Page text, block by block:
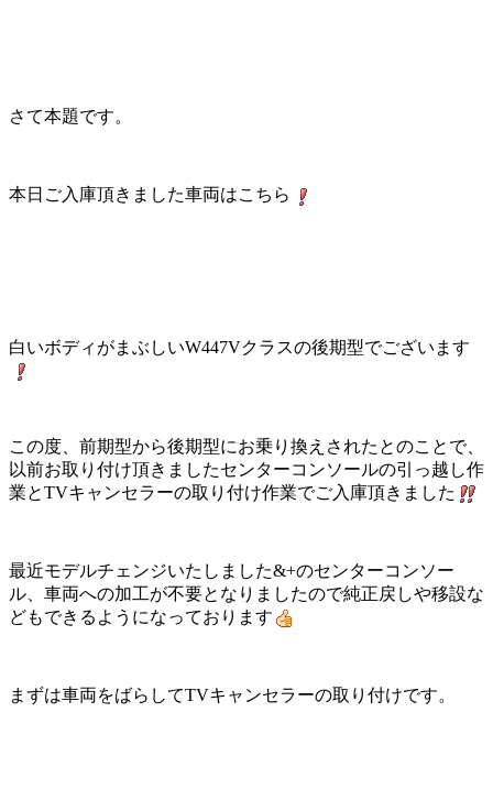
さて本題です。
本日ご入庫頂きました車両はこちら
白いボディがまぶしいW447Vクラスの後期型でございます
この度、前期型から後期型にお乗り換えされたとのことで、
以前お取り付け頂きましたセンターコンソールの引っ越し作
業とTVキャンセラーの取り付け作業でご入庫頂きました
最近モデルチェンジいたしました&+のセンターコンソー
ル、車両への加工が不要となりましたので純正戻しや移設な
どもできるようになっております
まずは車両をばらしてTVキャンセラーの取り付けです。